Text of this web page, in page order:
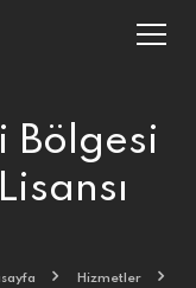
Bölgesi
Hizmetler